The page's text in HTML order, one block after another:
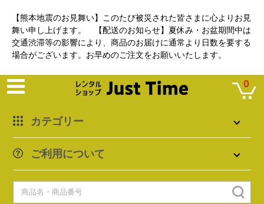
【熊本地震のお見舞い】このたび被災された皆さまに心よりお見
舞い申し上げます。 【配送のお知らせ】夏休み・お盆期間中は
交通渋滞等の影響により、商品のお届けに通常より日数を要する
場合がございます。お早めのご注文をお願いいたします。
カテゴリー
ご利用について
0